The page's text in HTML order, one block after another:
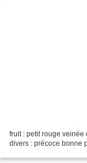
fruit : petit rouge
divers : précoce bonne